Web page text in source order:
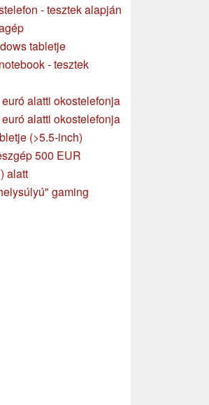
- tesztek alapján
tabletje
- tesztek
alatti okostelefonja
alatti okostelefonja
(>5.5-inch)
500 EUR
alatt
gaming